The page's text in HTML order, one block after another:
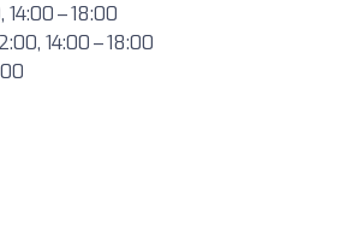
14:00 – 18:00
14:00 – 18:00